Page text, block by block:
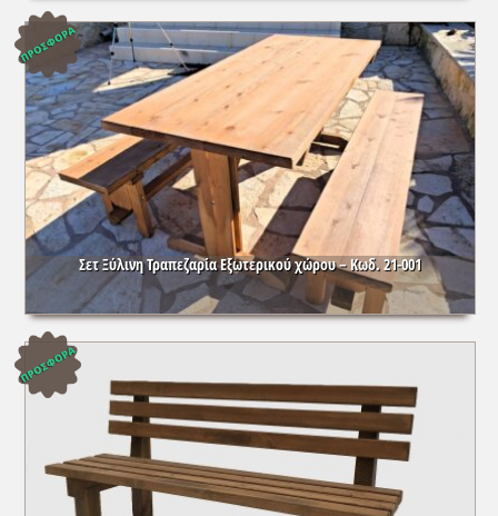
Σετ Ξύλινη Τραπεζαρία Εξωτερικού χώρου – Κωδ. 21-001